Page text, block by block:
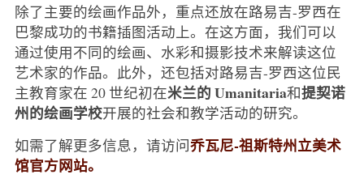
除了主要的绘画作品外，重点还放在路易吉-罗西在
巴黎成功的书籍插图活动上。在这方面，我们可以
通过使用不同的绘画、水彩和摄影技术来解读这位
艺术家的作品。此外，还包括对路易吉-罗西这位民
主教育家在 20 世纪初在米兰的 Umanitaria和提契诺
州的绘画学校开展的社会和教学活动的研究。
如需了解更多信息，请访问乔瓦尼-祖斯特州立美术
馆官方网站。